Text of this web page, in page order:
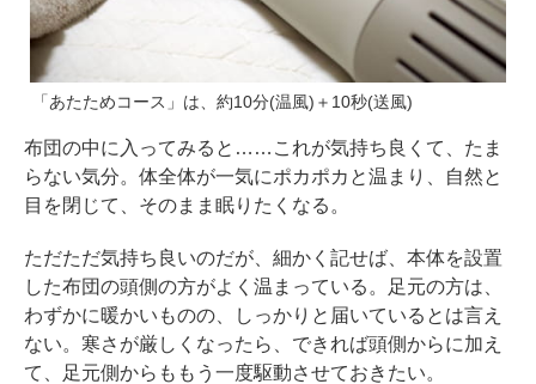
「あたためコース」は、約10分(温風)＋10秒(送風)
布団の中に入ってみると……これが気持ち良くて、たま
らない気分。体全体が一気にポカポカと温まり、自然と
目を閉じて、そのまま眠りたくなる。
ただただ気持ち良いのだが、細かく記せば、本体を設置
した布団の頭側の方がよく温まっている。足元の方は、
わずかに暖かいものの、しっかりと届いているとは言え
ない。寒さが厳しくなったら、できれば頭側からに加え
て、足元側からももう一度駆動させておきたい。